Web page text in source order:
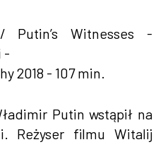
/ Putin’s Witnesses -
-
2018 - 107 min.
Putin wstąpił na
Reżyser filmu Witalij